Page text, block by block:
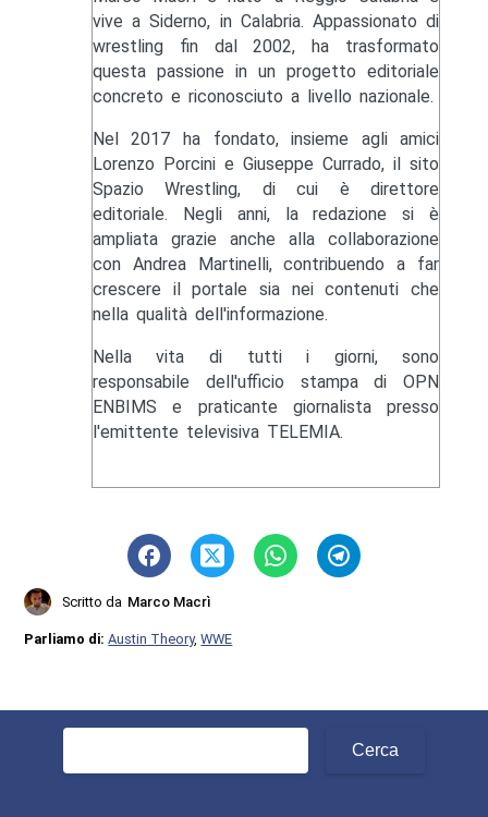
vive a Siderno, in Calabria. Appassionato di
wrestling fin dal 2002, ha trasformato
questa passione in un progetto editoriale
concreto e riconosciuto a livello nazionale.
Nel 2017 ha fondato, insieme agli amici
Lorenzo Porcini e Giuseppe Currado, il sito
Spazio Wrestling, di cui è direttore
editoriale. Negli anni, la redazione si è
ampliata grazie anche alla collaborazione
con Andrea Martinelli, contribuendo a far
crescere il portale sia nei contenuti che
nella qualità dell'informazione.
Nella vita di tutti i giorni, sono
responsabile dell'ufficio stampa di OPN
ENBIMS e praticante giornalista presso
l'emittente televisiva TELEMIA.
Scritto da Marco Macrì
Parliamo di:Austin Theory,WWE